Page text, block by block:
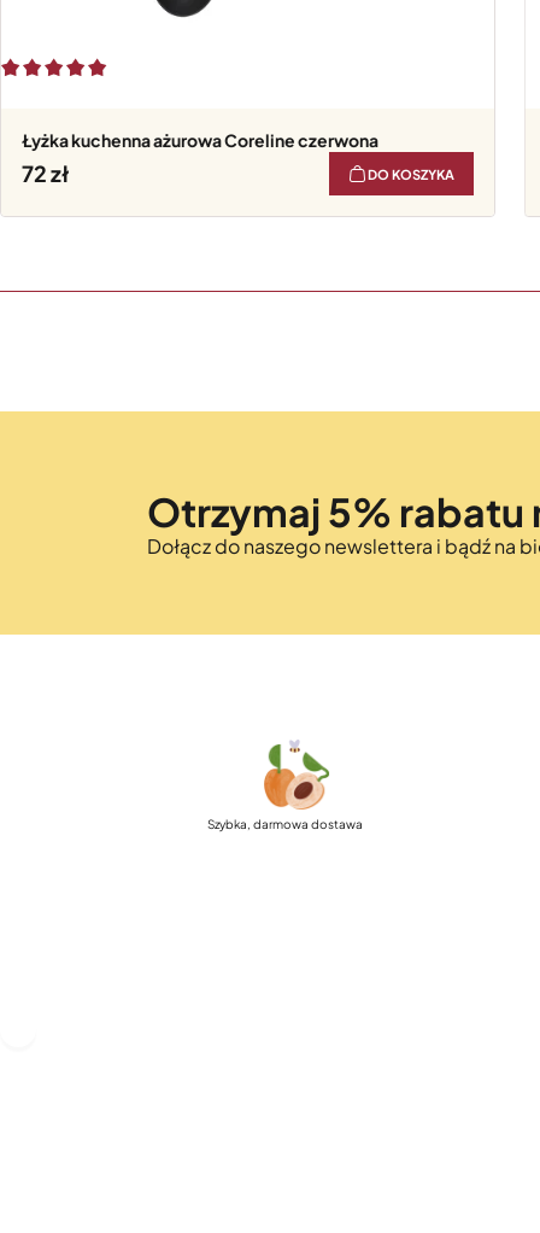
Łyżka kuchenna ażurowa Coreline czerwona
72 DO KOSZYKA
Otrzymaj 5% rabatu
Dołącz do naszego newslettera i bądź na
Szybka, darmowa dostawa